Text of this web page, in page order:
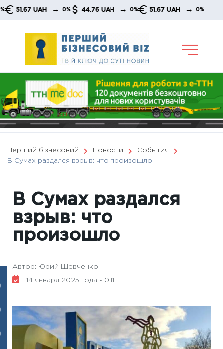
Skip
UAH → 0% 44.76 UAH → 0% 51.67 UAH → 0%
Перший бізнесовий Новости
События
В Сумах раздался взрыв: что произошло
В Сумах раздался
взрыв: что
произошло
Автор: Юрий Шевченко
14 января 2025 года - 0:11